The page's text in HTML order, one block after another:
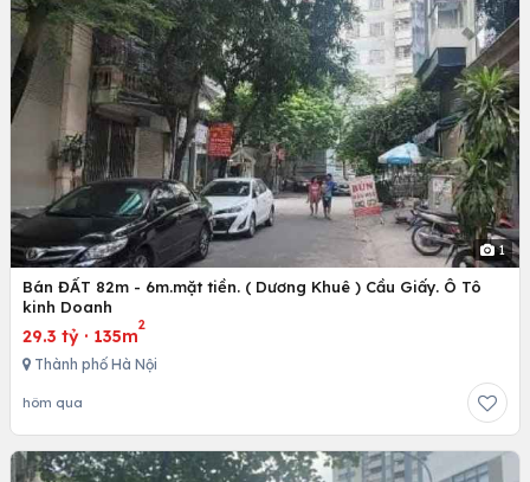
1
Bán ĐẤT 82m - 6m.mặt tiền. ( Dương Khuê ) Cầu Giấy. Ô Tô
kinh Doanh
29.3 tỷ · 135m
2
Thành phố Hà Nội
hôm qua